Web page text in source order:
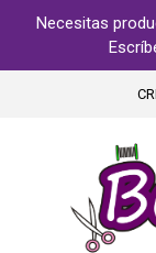
Necesitas